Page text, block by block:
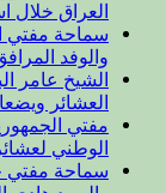
العراق خلال
سماحة مفتي
والوفد
الشيخ عامر
العشائر
مفتي
الوطني
سماحة مفتي